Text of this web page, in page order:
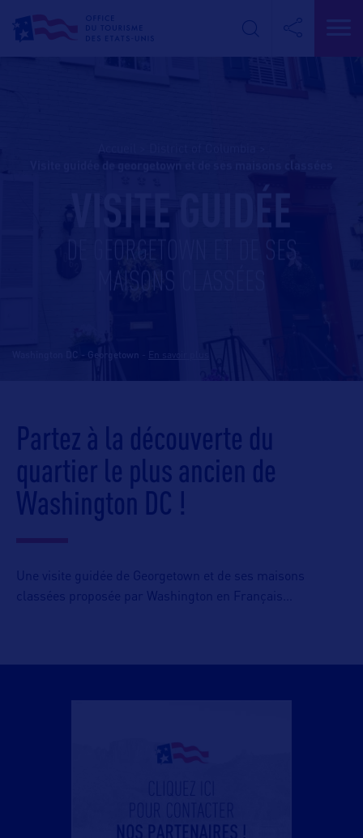
VISITE GUIDÉE
DE GEORGETOWN ET DE SES
MAISONS CLASSÉES
Washington DC - Georgetown
Partez à la découverte du
quartier le plus ancien de
Washington DC !
Une visite guidée de Georgetown et de ses maisons
classées proposée par Washington en Français…